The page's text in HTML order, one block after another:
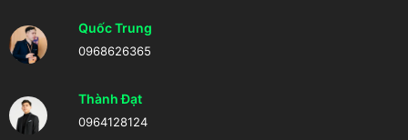
Quốc Trung
0968626365
Thành Đạt
0964128124